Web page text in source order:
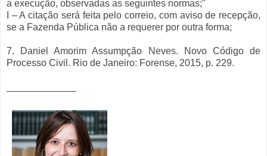
a execução, observadas as seguintes normas;"
I – A citação será feita pelo correio, com aviso de recepção,
se a Fazenda Pública não a requerer por outra forma;
7. Daniel Amorim Assumpção Neves. Novo Código de
Processo Civil. Rio de Janeiro: Forense, 2015, p. 229.